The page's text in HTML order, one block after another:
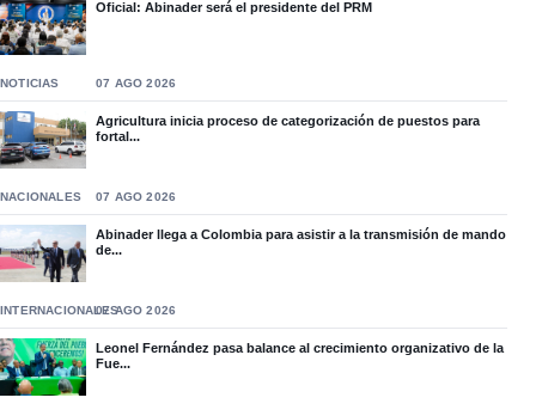
Oficial: Abinader será el presidente del PRM
NOTICIAS 07 AGO 2026
Agricultura inicia proceso de categorización de puestos para
fortal...
NACIONALES 07 AGO 2026
Abinader llega a Colombia para asistir a la transmisión de mando
de...
INTERNACIONALES07 AGO 2026
Leonel Fernández pasa balance al crecimiento organizativo de la
Fue...